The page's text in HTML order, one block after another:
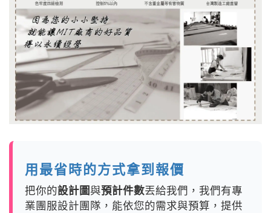
用最省時的方式拿到報價
把你的設計圖與預計件數丟給我們，我們有專
業團服設計團隊，能依您的需求與預算，提供